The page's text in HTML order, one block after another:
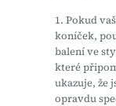
1. Pokud
koníček,
balení ve
které
ukazuje, že
opravdu